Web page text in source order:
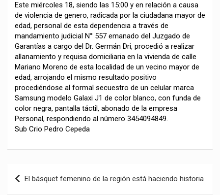
Este miércoles 18, siendo las 15:00 y en relación a causa
de violencia de genero, radicada por la ciudadana mayor de
edad, personal de esta dependencia a través de
mandamiento judicial N° 557 emanado del Juzgado de
Garantías a cargo del Dr. Germán Dri, procedió a realizar
allanamiento y requisa domiciliaria en la vivienda de calle
Mariano Moreno de esta localidad de un vecino mayor de
edad, arrojando el mismo resultado positivo
procediéndose al formal secuestro de un celular marca
Samsung modelo Galaxi J1 de color blanco, con funda de
color negra, pantalla táctil, abonado de la empresa
Personal, respondiendo al número 3454094849.
Sub Crio Pedro Cepeda
Navegación
de
El básquet femenino de la región está haciendo historia